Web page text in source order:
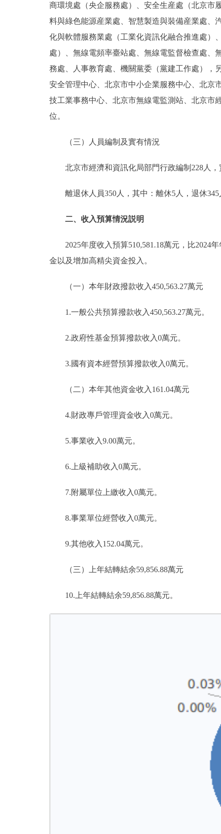
商環境處（央企服務處）、安全生産處（北京市
料與綠色能源産業處、智慧製造與裝備産業處、
化與軟體服務業處（工業化資訊化融合推進處）
處）、無線電頻率臺站處、無線電監督檢查處
務處、人事教育處、機關黨委（黨建工作處），
安全管理中心、北京市中小企業服務中心、北京
技工業事務中心、北京市無線電監測站、北京市
位。
（三）人員編制及實有情況
北京市經濟和資訊化局部門行政編制228人，
離退休人員350人，其中：離休5人，退休345
二、收入預算情況説明
2025年度收入預算510,581.18萬元，比2024年
金以及增加高精尖資金投入。
（一）本年財政撥款收入450,563.27萬元
1.一般公共預算撥款收入450,563.27萬元。
2.政府性基金預算撥款收入0萬元。
3.國有資本經營預算撥款收入0萬元。
（二）本年其他資金收入161.04萬元
4.財政專戶管理資金收入0萬元。
5.事業收入9.00萬元。
6.上級補助收入0萬元。
7.附屬單位上繳收入0萬元。
8.事業單位經營收入0萬元。
9.其他收入152.04萬元。
（三）上年結轉結余59,856.88萬元
10.上年結轉結余59,856.88萬元。